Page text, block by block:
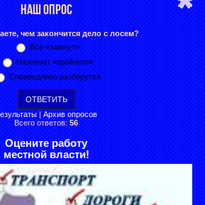
НАШ ОПРОС
чем закончится дело с лосем?
Всё «замнут»
Назначат «крайнего»
Справедливо разберутся
| Архив опросов
Всего ответов: 56
Оцените работу
местной власти!